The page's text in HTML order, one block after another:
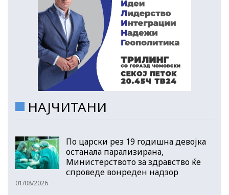
НАЈЧИТАНИ
По царски рез 19 годишна девојка
останала парализирана,
Министерството за здравство ќе
спроведе вонреден надзор
01/08/2026